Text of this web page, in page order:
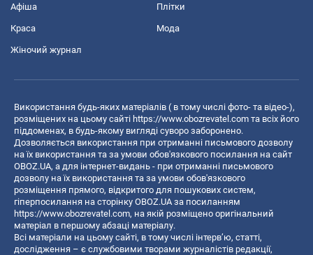
Афіша Плітки
Краса Мода
Жіночий журнал
Використання будь-яких матеріалів ( в тому числі фото- та відео-),
розміщених на цьому сайті https://www.obozrevatel.com та всіх його
піддоменах, в будь-якому вигляді суворо заборонено.
Дозволяється використання при отриманні письмового дозволу
на їх використання та за умови обов'язкового посилання на сайт
OBOZ.UA, а для інтернет-видань - при отриманні письмового
дозволу на їх використання та за умови обов'язкового
розміщення прямого, відкритого для пошукових систем,
гіперпосилання на сторінку OBOZ.UA за посиланням
https://www.obozrevatel.com, на якій розміщено оригінальний
матеріал в першому абзаці матеріалу.
Всі матеріали на цьому сайті, в тому числі інтерв’ю, статті,
дослідження – є службовими творами журналістів редакції,